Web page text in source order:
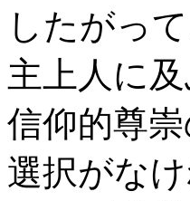
したがっ
主上人に
信仰的尊
選択がな